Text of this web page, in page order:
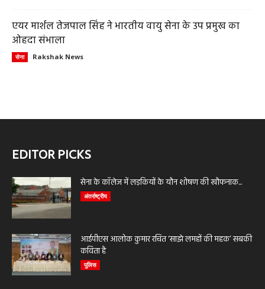
एयर मार्शल तेजपाल सिंह ने भारतीय वायु सेना के उप प्रमुख का
ओहदा संभाला
सेना Rakshak News
EDITOR PICKS
सेना के कॉलेज में लड़कियों के यौन शोषण की खौफनाक...
अंतर्राष्ट्रीय
आईपीएस आलोक कुमार रचित ‘साझे लमहों की महक’ सबकी
कविता है
पुलिस